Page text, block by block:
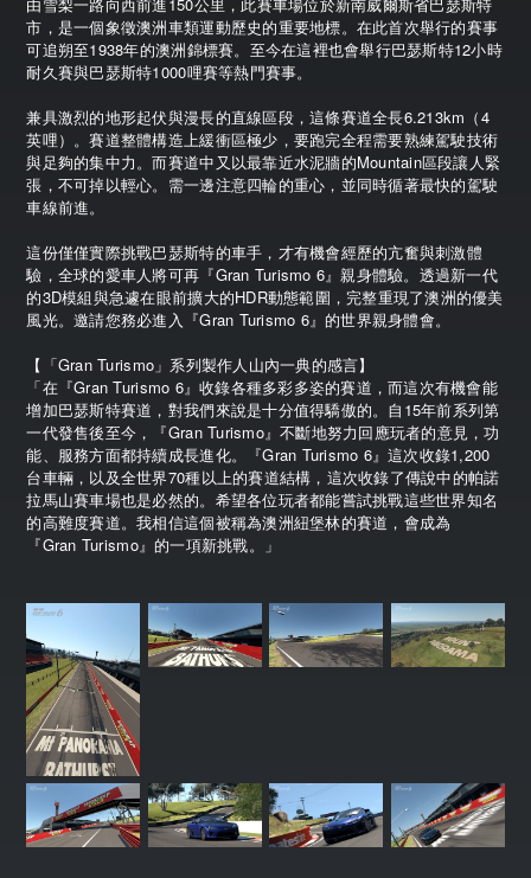
市，是一個象徵澳洲車類運動歷史的重要地標。在此首次舉行的賽事
可追朔至1938年的澳洲錦標賽。至今在這裡也會舉行巴瑟斯特12小時
耐久賽與巴瑟斯特1000哩賽等熱門賽事。
兼具激烈的地形起伏與漫長的直線區段，這條賽道全長6.213km（4
英哩）。賽道整體構造上緩衝區極少，要跑完全程需要熟練駕駛技術
與足夠的集中力。而賽道中又以最靠近水泥牆的Mountain區段讓人緊
張，不可掉以輕心。需一邊注意四輪的重心，並同時循著最快的駕駛
車線前進。
這份僅僅實際挑戰巴瑟斯特的車手，才有機會經歷的亢奮與刺激體
驗，全球的愛車人將可再『Gran Turismo 6』親身體驗。透過新一代
的3D模組與急遽在眼前擴大的HDR動態範圍，完整重現了澳洲的優美
風光。邀請您務必進入『Gran Turismo 6』的世界親身體會。
【「Gran Turismo」系列製作人山內一典的感言】
「在『Gran Turismo 6』收錄各種多彩多姿的賽道，而這次有機會能
增加巴瑟斯特賽道，對我們來說是十分值得驕傲的。自15年前系列第
一代發售後至今，『Gran Turismo』不斷地努力回應玩者的意見，功
能、服務方面都持續成長進化。『Gran Turismo 6』這次收錄1,200
台車輛，以及全世界70種以上的賽道結構，這次收錄了傳說中的帕諾
拉馬山賽車場也是必然的。希望各位玩者都能嘗試挑戰這些世界知名
的高難度賽道。我相信這個被稱為澳洲紐堡林的賽道，會成為
『Gran Turismo』的一項新挑戰。」